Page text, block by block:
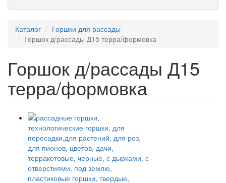
Каталог
Горшки для рассады
Горшок д/рассады Д15 терра/формовка
Горшок д/рассады Д15
терра/формовка